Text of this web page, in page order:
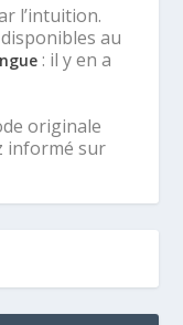
l’intuition.
au
: il y en a
originale
informé sur